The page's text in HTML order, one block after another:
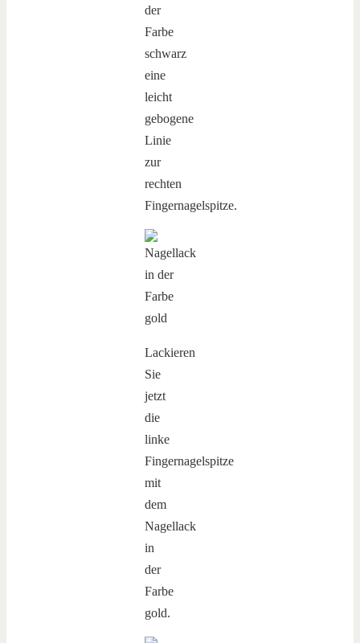
der
Farbe
schwarz
eine
leicht
gebogene
Linie
zur
rechten
Fingernagelspitze.
Lackieren
Sie
jetzt
die
linke
Fingernagelspitze
mit
dem
Nagellack
in
der
Farbe
gold.